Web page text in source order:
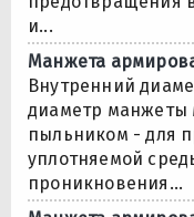
и...
Манжета
Внутренний
диаметр манжеты
пыльником - для
уплотняемой
проникновения...